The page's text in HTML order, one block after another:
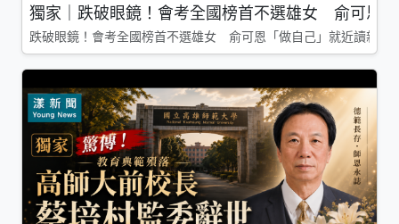
獨家｜跌破眼鏡！會考全國榜首不選雄女 俞可恩
跌破眼鏡！會考全國榜首不選雄女 俞可恩「做自己」就近讀新莊